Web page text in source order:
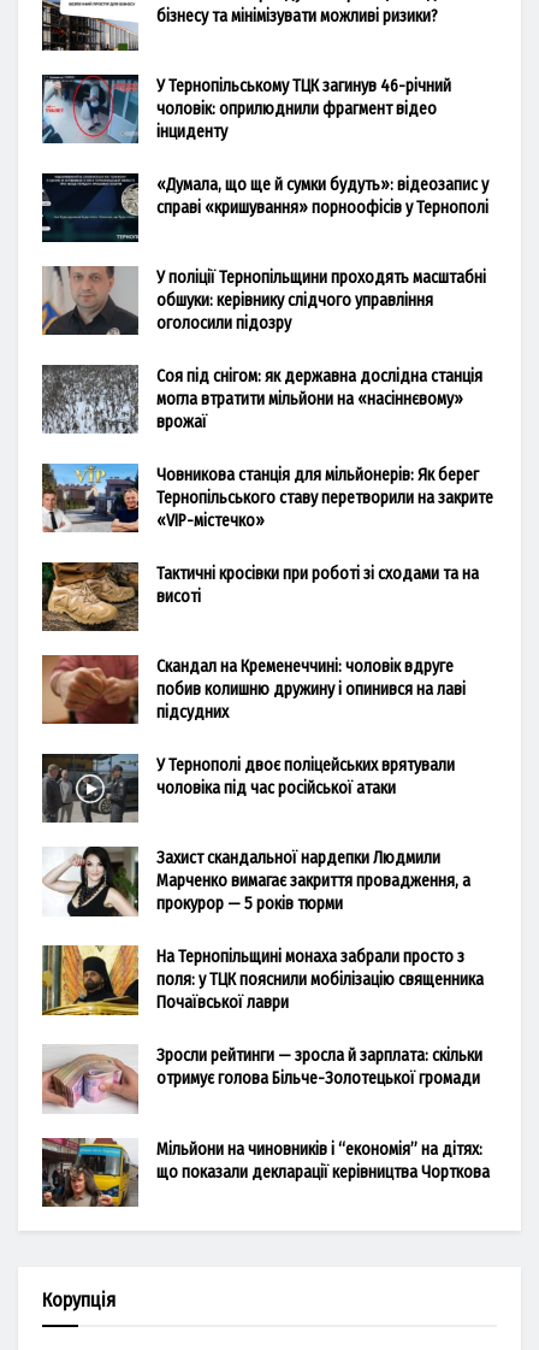
бізнесу та мінімізувати можливі ризики?
У Тернопільському ТЦК загинув 46-річний
чоловік: оприлюднили фрагмент відео
інциденту
«Думала, що ще й сумки будуть»: відеозапис у
справі «кришування» порноофісів у Тернополі
У поліції Тернопільщини проходять масштабні
обшуки: керівнику слідчого управління
оголосили підозру
Соя під снігом: як державна дослідна станція
могла втратити мільйони на «насіннєвому»
врожаї
Човникова станція для мільйонерів: Як берег
Тернопільського ставу перетворили на закрите
«VIP-містечко»
Тактичні кросівки при роботі зі сходами та на
висоті
Скандал на Кременеччині: чоловік вдруге
побив колишню дружину і опинився на лаві
підсудних
У Тернополі двоє поліцейських врятували
чоловіка під час російської атаки
Захист скандальної нардепки Людмили
Марченко вимагає закриття провадження, а
прокурор — 5 років тюрми
На Тернопільщині монаха забрали просто з
поля: у ТЦК пояснили мобілізацію священника
Почаївської лаври
Зросли рейтинги — зросла й зарплата: скільки
отримує голова Більче-Золотецької громади
Мільйони на чиновників і “економія” на дітях:
що показали декларації керівництва Чорткова
Корупція